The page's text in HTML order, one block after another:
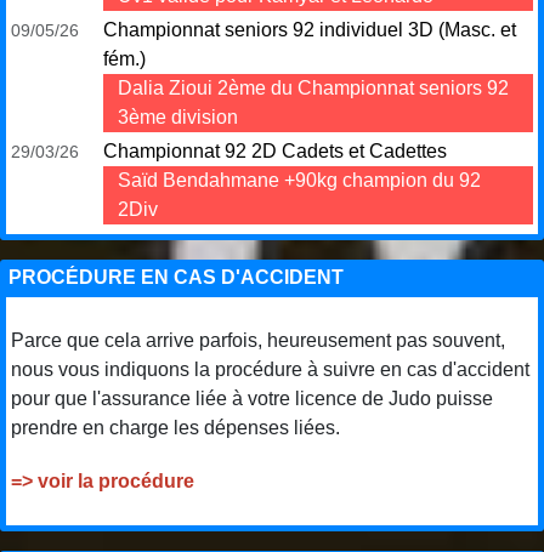
09/05/26
Championnat seniors 92 individuel 3D (Masc. et
fém.)
Dalia Zioui 2ème du Championnat seniors 92
3ème division
29/03/26
Championnat 92 2D Cadets et Cadettes
Saïd Bendahmane +90kg champion du 92
2Div
PROCÉDURE EN CAS D'ACCIDENT
Parce que cela arrive parfois, heureusement pas souvent,
nous vous indiquons la procédure à suivre en cas d'accident
pour que l'assurance liée à votre licence de Judo puisse
prendre en charge les dépenses liées.
=> voir la procédure